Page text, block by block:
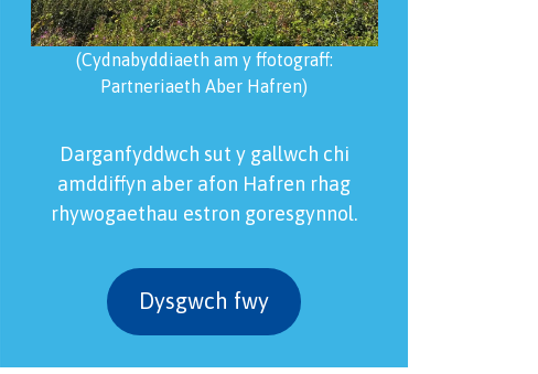
(Cydnabyddiaeth am y ffotograff:
Partneriaeth Aber Hafren)
Darganfyddwch sut y gallwch chi
amddiffyn aber afon Hafren rhag
rhywogaethau estron goresgynnol.
Dysgwch fwy